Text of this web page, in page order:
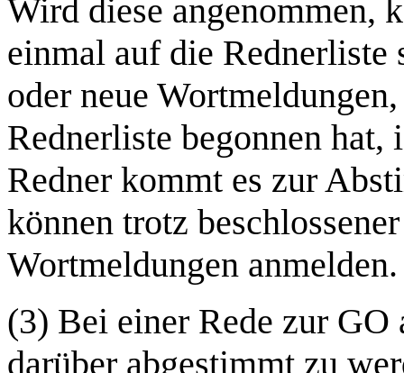
Wird diese angenommen,
einmal auf die Rednerliste
oder neue
Rednerliste begonnen
Redner kommt es zur
können trotz
Wortmeldungen anmelden.
(3) Bei einer Rede zur GO
darüber abgestimmt zu